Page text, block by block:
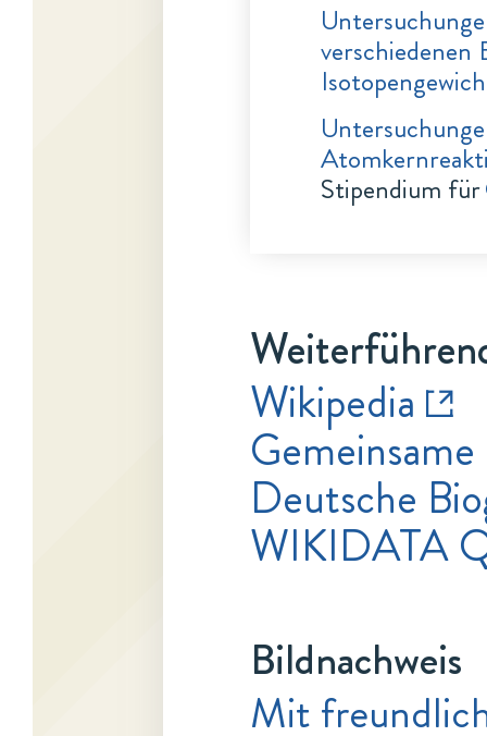
verschiedenen
Stipendium für
Wikipedia
Deutsche
WIKIDATA
Bildnachweis
Mit